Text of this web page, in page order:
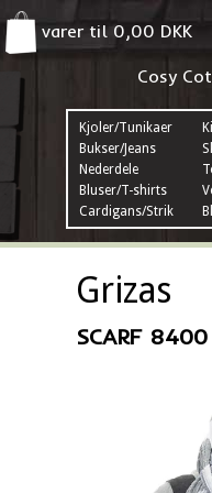
varer til0,00 DKK
Cosy
Kjoler/Tunikaer
Bukser/Jeans
Nederdele
Bluser/T-shirts
Cardigans/Strik
Grizas
SCARF 8400